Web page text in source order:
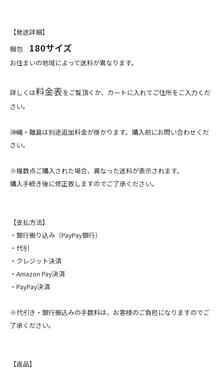
【発送詳細】
梱包 180サイズ
お住まいの地域によって送料が異なります。
詳しくは料金表をご覧頂くか、カートに入れてご住所をご入力くだ
さい。
沖縄・離島は別途追加料金が掛かります。購入前にお問い合わせくだ
さい。
※複数点ご購入された場合、異なった送料が表示されます。
購入手続き後に修正致しますのでご了承ください。
【支払方法】
・銀行振り込み（PayPay銀行）
・代引
・クレジット決済
・Amazon Pay決済
・PayPay決済
※代引き・銀行振込みの手数料は、お客様のご負担になりますのでご
了承ください。
【返品】